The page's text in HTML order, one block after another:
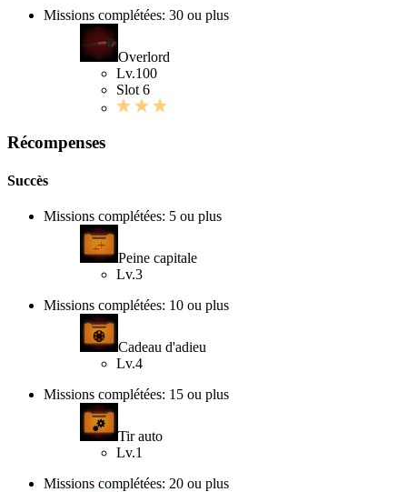
Missions complétées: 30 ou plus
Overlord
Lv.100
Slot 6
Récompenses
Succès
Missions complétées: 5 ou plus
Peine capitale
Lv.3
Missions complétées: 10 ou plus
Cadeau d'adieu
Lv.4
Missions complétées: 15 ou plus
Tir auto
Lv.1
Missions complétées: 20 ou plus